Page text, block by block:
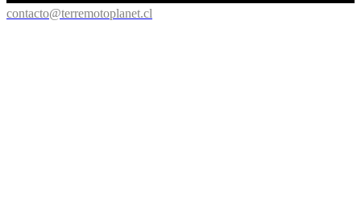
contacto@terremotoplanet.cl